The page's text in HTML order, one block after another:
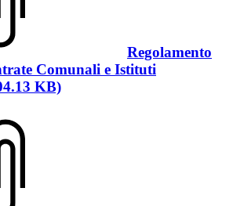
Regolamento
Comunali e Istituti
KB)